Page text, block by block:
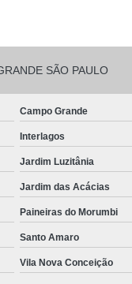
para Festa São
Salgadinhos para
de Aniversario Pq
Perto de Mim Vila
Festa São João
para Festas São
Festa Heliópolis
Salgado para
Infantil
Salgado
SÃO PAULO
Campo Grande
Interlagos
Jardim Luzitânia
Jardim das Acácias
Paineiras do Morumbi
Santo Amaro
Vila Nova Conceição